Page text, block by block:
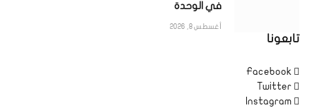
في الوحدة
أغسطس 8, 2026
تابعونا
Facebook
Twitter
Instagram